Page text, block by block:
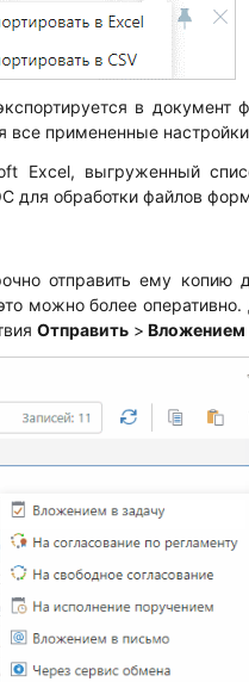
в документ
все примененные
Excel, выгруженный
для обработки файлов
отправить ему копию
можно более
Отправить > Вложением